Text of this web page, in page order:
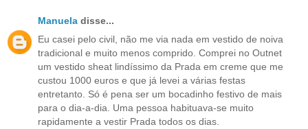
Manuela disse...
Eu casei pelo civil, não me via nada em vestido de noiva
tradicional e muito menos comprido. Comprei no Outnet
um vestido sheat lindíssimo da Prada em creme que me
custou 1000 euros e que já levei a várias festas
entretanto. Só é pena ser um bocadinho festivo de mais
para o dia-a-dia. Uma pessoa habituava-se muito
rapidamente a vestir Prada todos os dias.